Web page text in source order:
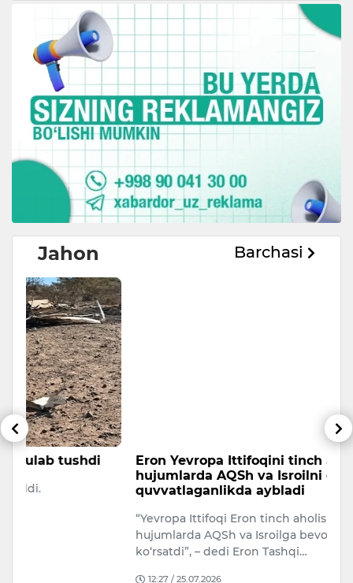
Jahon Barchasi
Eron Yevropa Ittifoqini tinch aholiga qarshi
hujumlarda AQSh va Isroilni qo‘llab-
quvvatlaganlikda aybladi
“Yevropa Ittifoqi Eron tinch aholisiga qaratilgan
hujumlarda AQSh va Isroilga bevosita yordam
ko‘rsatdi”, – dedi Eron Tashqi…